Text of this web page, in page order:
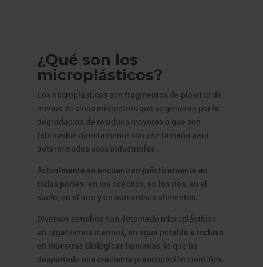
¿Qué son los
microplásticos?
Los microplásticos son fragmentos de plástico de
menos de cinco milímetros que se generan por la
degradación de residuos mayores o que son
fabricados directamente con ese tamaño para
determinados usos industriales.
Actualmente se encuentran prácticamente en
todas partes: en los océanos, en los ríos, en el
suelo, en el aire y en numerosos alimentos.
Diversos estudios han detectado microplásticos
en organismos marinos, en agua potable e incluso
en muestras biológicas humanas, lo que ha
despertado una creciente preocupación científica.